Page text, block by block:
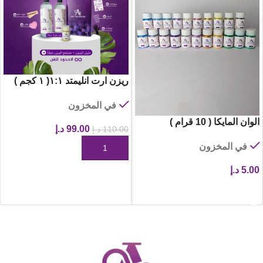
الوان المايكا ( 10 قرام )
في المخزون
5.00 د.إ
ريزن ارت انليمتد ١:١( ١ كجم )
في المخزون
110.00 د.إ 99.00 د.إ
إضافة إلى السلة